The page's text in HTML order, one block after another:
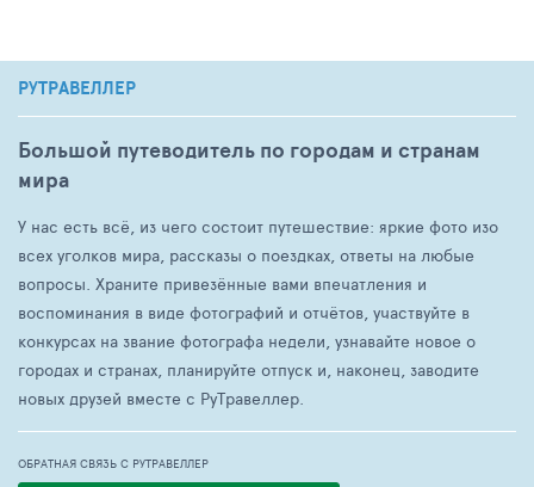
РУТРАВЕЛЛЕР
Большой путеводитель по городам и странам
мира
У нас есть всё, из чего состоит путешествие: яркие фото изо
всех уголков мира, рассказы о поездках, ответы на любые
вопросы. Храните привезённые вами впечатления и
воспоминания в виде фотографий и отчётов, участвуйте в
конкурсах на звание фотографа недели, узнавайте новое о
городах и странах, планируйте отпуск и, наконец, заводите
новых друзей вместе с РуТравеллер.
ОБРАТНАЯ СВЯЗЬ С РУТРАВЕЛЛЕР